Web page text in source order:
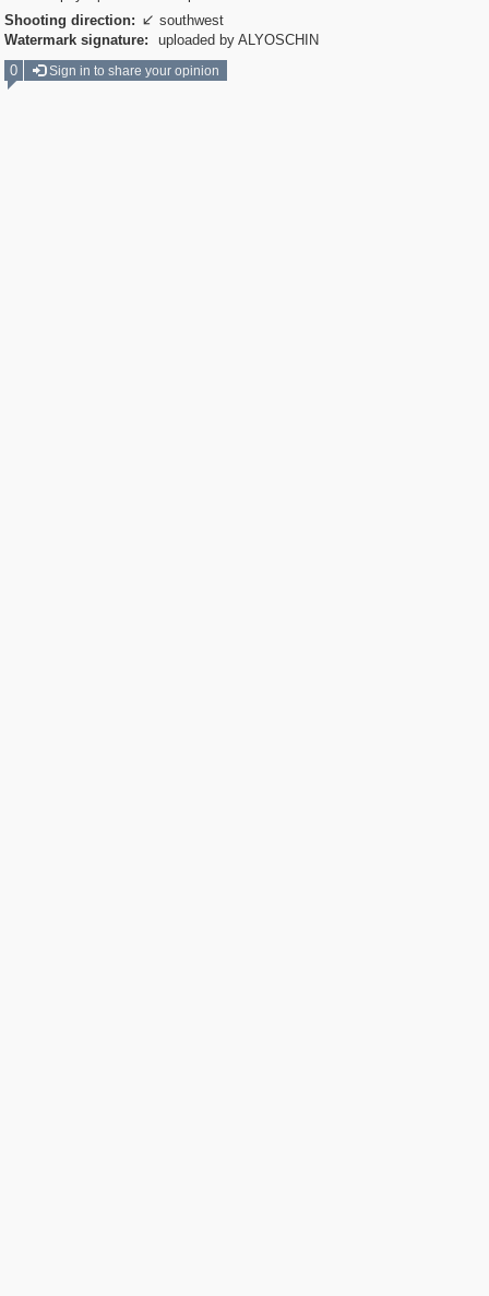
Shooting direction:  southwest
Watermark signature:
uploaded by ALYOSCHIN
0
Sign in to share your opinion